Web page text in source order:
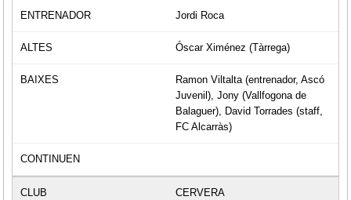
Jordi Roca
Óscar Ximénez (Tàrrega)
Ramon Viltalta (entrenador, Ascó
Juvenil), Jony (Vallfogona de
Balaguer), David Torrades (staff,
FC Alcarràs)
CERVERA